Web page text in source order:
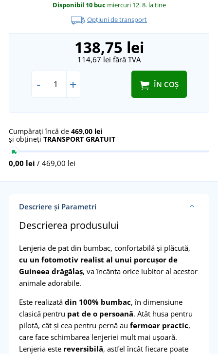
Disponibil 10 buc miercuri 12. 8. la tine
Opțiuni de transport
138,75 lei
114,67 lei fără TVA
- + ÎN COȘ
Cumpărați încă de 469,00 lei
și obțineți TRANSPORT GRATUIT
0,00 lei / 469,00 lei
Descriere și Parametri
Descrierea produsului
Lenjeria de pat din bumbac, confortabilă și plăcută,
cu un fotomotiv realist al unui porcușor de
Guineea drăgălaș, va încânta orice iubitor al acestor
animale adorabile.
Este realizată din 100% bumbac, în dimensiune
clasică pentru pat de o persoană. Atât husa pentru
pilotă, cât și cea pentru pernă au fermoar practic,
care face schimbarea lenjeriei mult mai ușoară.
Lenjeria este reversibilă, astfel încât fiecare poate